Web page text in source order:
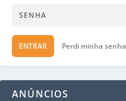
ENTRAR Perdi minha senha
ANÚNCIOS